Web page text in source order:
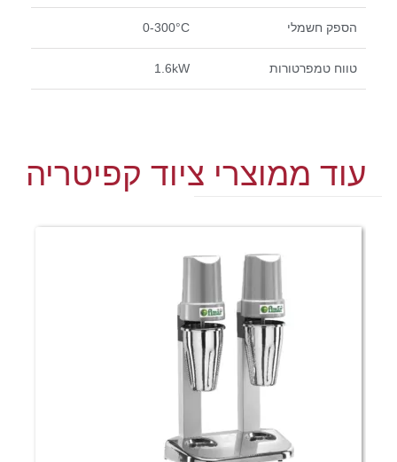
הספק חשמלי 0-300°C
טווח טמפרטורות 1.6kW
עוד ממוצרי ציוד קפיטריה